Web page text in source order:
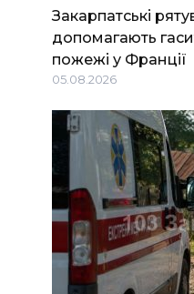
Закарпатські
допомагають
пожежі у Франції
05.08.2026